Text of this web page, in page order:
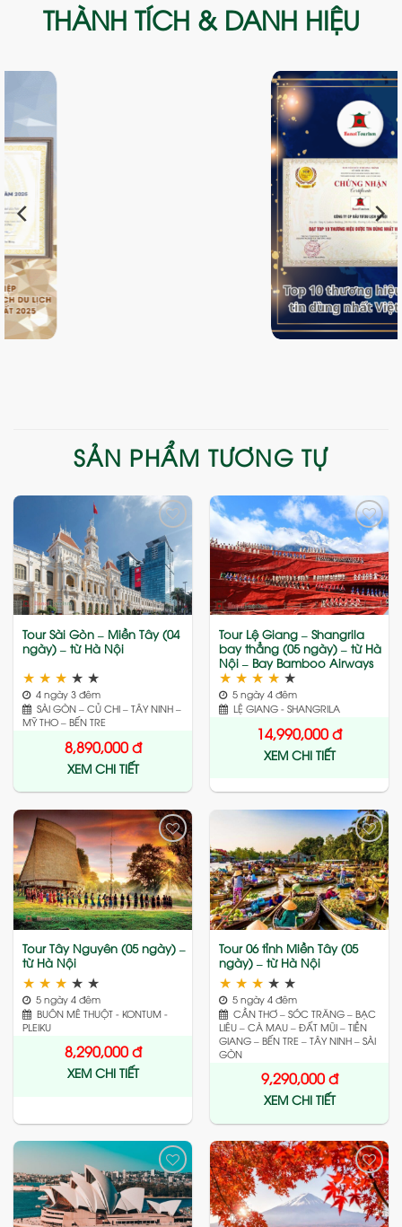
THÀNH TÍCH & DANH HIỆU
SẢN PHẨM TƯƠNG TỰ
Add
to
wishlist
Tour Sài Gòn – Miền Tây (04
ngày) – từ Hà Nội
★ ★ ★ ★ ★
4 ngày 3 đêm
SÀI GÒN – CỦ CHI – TÂY NINH –
MỸ THO – BẾN TRE
8,890,000đ
XEM CHI TIẾT
Add
to
wishlist
Tour Lệ Giang – Shangrila
bay thẳng (05 ngày) – từ Hà
Nội – Bay Bamboo Airways
★ ★ ★ ★ ★
5 ngày 4 đêm
LỆ GIANG - SHANGRILA
14,990,000đ
XEM CHI TIẾT
Add
to
wishlist
Tour Tây Nguyên (05 ngày) –
từ Hà Nội
★ ★ ★ ★ ★
5 ngày 4 đêm
BUÔN MÊ THUỘT - KONTUM -
PLEIKU
8,290,000đ
XEM CHI TIẾT
Add
to
wishlist
Tour 06 tỉnh Miền Tây (05
ngày) – từ Hà Nội
★ ★ ★ ★ ★
5 ngày 4 đêm
CẦN THƠ – SÓC TRĂNG – BẠC
LIÊU – CÀ MAU – ĐẤT MŨI – TIỀN
GIANG – BẾN TRE – TÂY NINH – SÀI
GÒN
9,290,000đ
XEM CHI TIẾT
Add
to
wishlist
Add
to
wishlist